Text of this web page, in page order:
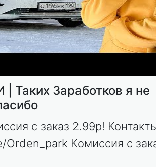
Таких Заработков я не
с заказ 2.99р!
Комиссия с